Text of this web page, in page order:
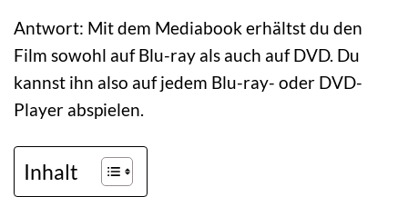
Antwort: Mit dem Mediabook erhältst du den
Film sowohl auf Blu-ray als auch auf DVD. Du
kannst ihn also auf jedem Blu-ray- oder DVD-
Player abspielen.
Inhalt